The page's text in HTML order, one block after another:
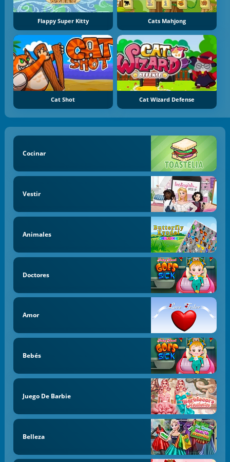
Flappy Super Kitty Cats Mahjong
Cat Shot Cat Wizard Defense
Cocinar
Vestir
Animales
Doctores
Amor
Bebés
Juego De Barbie
Belleza